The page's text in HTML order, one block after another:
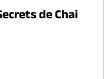
de Chai